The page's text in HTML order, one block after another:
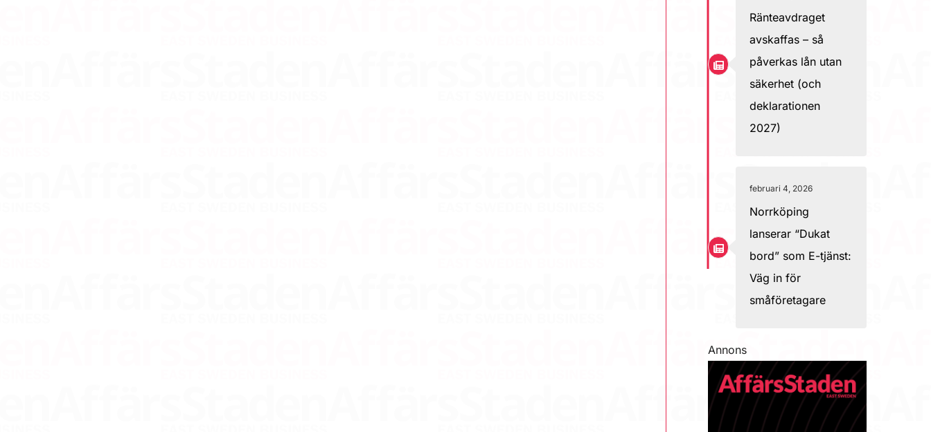
Ränteavdraget
avskaffas – så
påverkas lån utan
säkerhet (och
deklarationen
2027)
februari 4, 2026
Norrköping
lanserar “Dukat
bord” som E-tjänst:
Väg in för
småföretagare
Annons